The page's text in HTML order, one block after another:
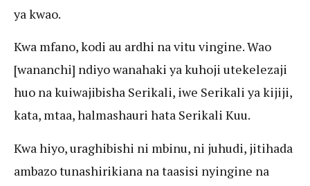
ya kwao.
Kwa mfano, kodi au ardhi na vitu vingine. Wao
[wananchi] ndiyo wanahaki ya kuhoji utekelezaji
huo na kuiwajibisha Serikali, iwe Serikali ya kijiji,
kata, mtaa, halmashauri hata Serikali Kuu.
Kwa hiyo, uraghibishi ni mbinu, ni juhudi, jitihada
ambazo tunashirikiana na taasisi nyingine na